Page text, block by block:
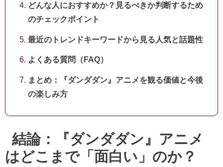
どんな人におすすめか？見るべきか判断するため
のチェックポイント
最近のトレンドキーワードから見る人気と話題性
よくある質問（FAQ）
まとめ：『ダンダダン』アニメを観る価値と今後
の楽しみ方
結論：『ダンダダン』アニメ
はどこまで「面白い」のか？